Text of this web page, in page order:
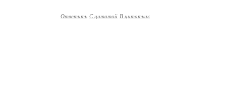
Ответить С цитатой В цитатник